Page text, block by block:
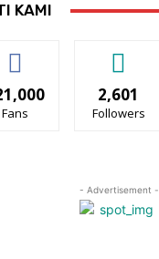
KAMI
Fans
2,601
Followers
- Advertisement -